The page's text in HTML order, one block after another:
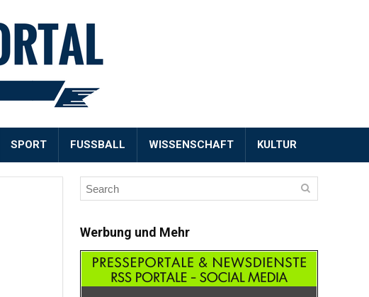
SPORT FUSSBALL WISSENSCHAFT KULTUR
Werbung und Mehr